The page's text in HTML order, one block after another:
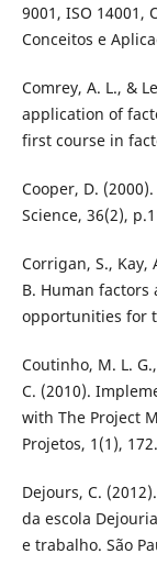
9001, ISO 14001,
Conceitos e
Comrey, A. L., &
application of
first course in
Cooper, D.
Science, 36(2),
Corrigan, S., Kay,
B. Human
opportunities for
Coutinho, M. L.
C. (2010).
with The Project
Projetos, 1(1), 172.
Dejours, C.
da escola
e trabalho. São